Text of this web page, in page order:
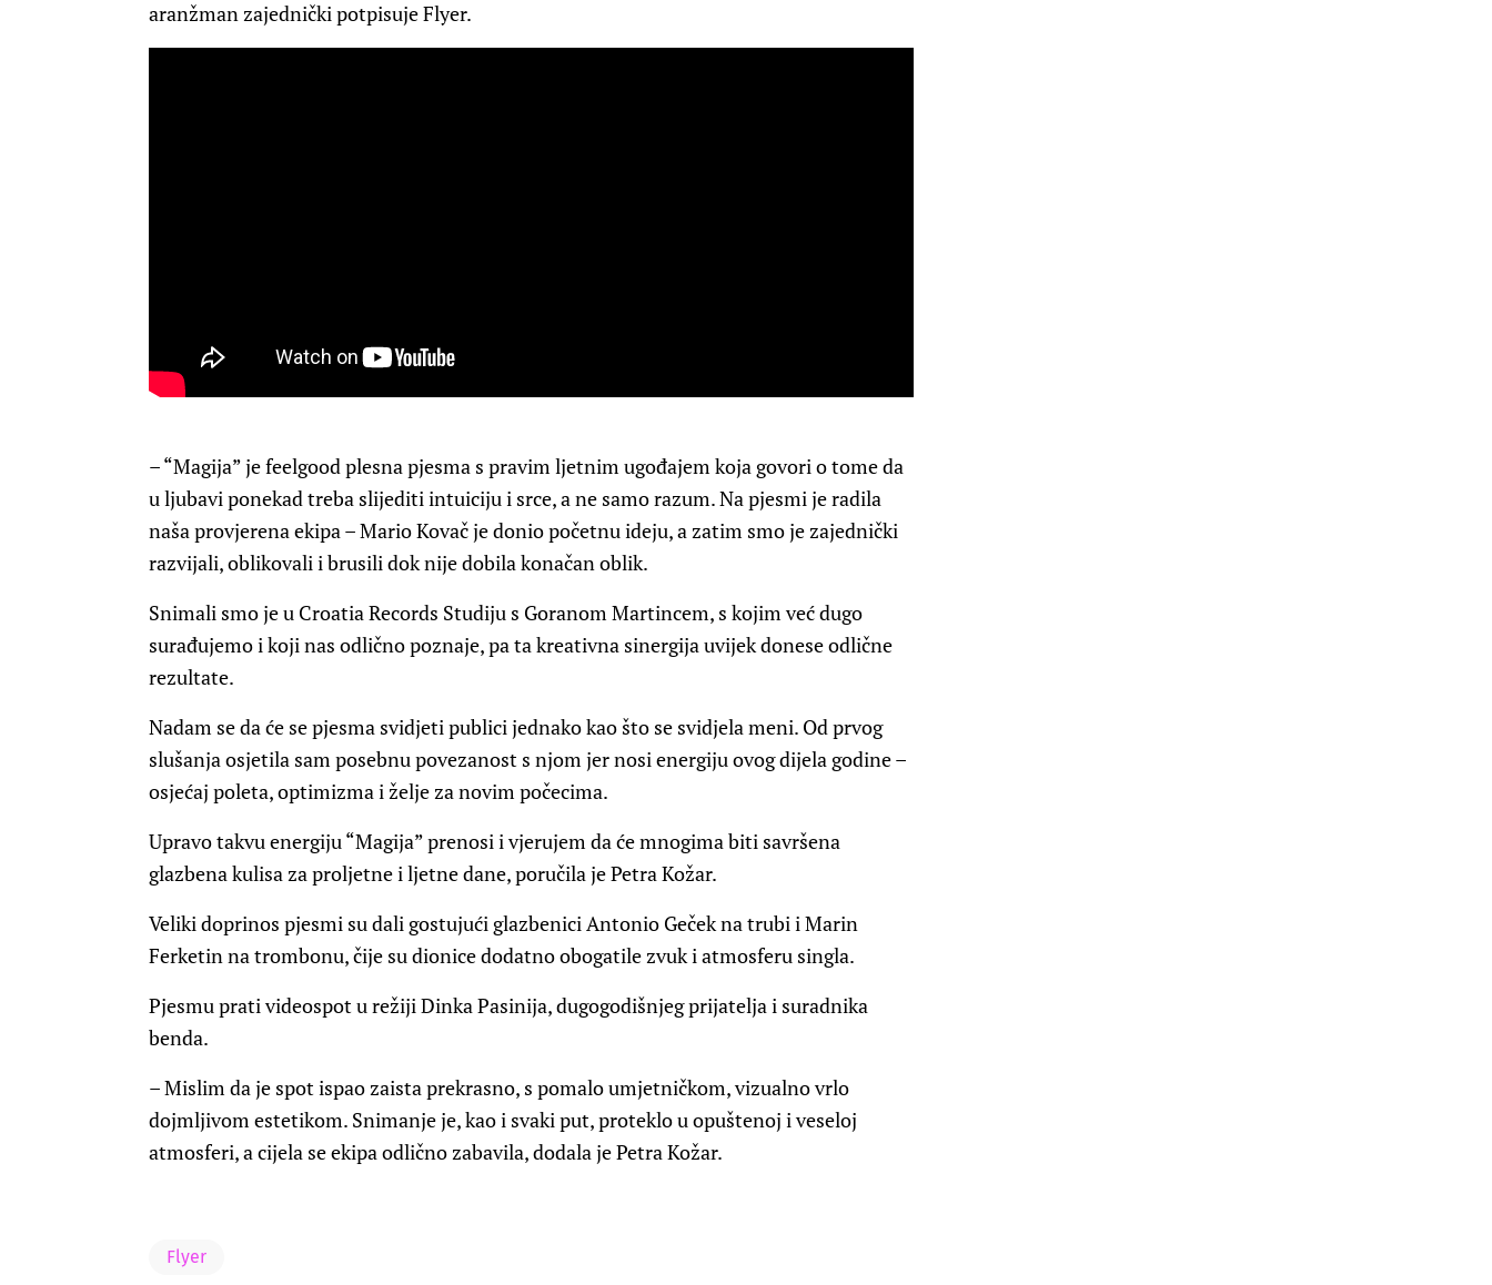
aranžman zajednički potpisuje Flyer.
– “Magija” je feelgood plesna pjesma s pravim ljetnim ugođajem koja govori o tome da
u ljubavi ponekad treba slijediti intuiciju i srce, a ne samo razum. Na pjesmi je radila
naša provjerena ekipa – Mario Kovač je donio početnu ideju, a zatim smo je zajednički
razvijali, oblikovali i brusili dok nije dobila konačan oblik.
Snimali smo je u Croatia Records Studiju s Goranom Martincem, s kojim već dugo
surađujemo i koji nas odlično poznaje, pa ta kreativna sinergija uvijek donese odlične
rezultate.
Nadam se da će se pjesma svidjeti publici jednako kao što se svidjela meni. Od prvog
slušanja osjetila sam posebnu povezanost s njom jer nosi energiju ovog dijela godine –
osjećaj poleta, optimizma i želje za novim počecima.
Upravo takvu energiju “Magija” prenosi i vjerujem da će mnogima biti savršena
glazbena kulisa za proljetne i ljetne dane, poručila je Petra Kožar.
Veliki doprinos pjesmi su dali gostujući glazbenici Antonio Geček na trubi i Marin
Ferketin na trombonu, čije su dionice dodatno obogatile zvuk i atmosferu singla.
Pjesmu prati videospot u režiji Dinka Pasinija, dugogodišnjeg prijatelja i suradnika
benda.
– Mislim da je spot ispao zaista prekrasno, s pomalo umjetničkom, vizualno vrlo
dojmljivom estetikom. Snimanje je, kao i svaki put, proteklo u opuštenoj i veseloj
atmosferi, a cijela se ekipa odlično zabavila, dodala je Petra Kožar.
Flyer